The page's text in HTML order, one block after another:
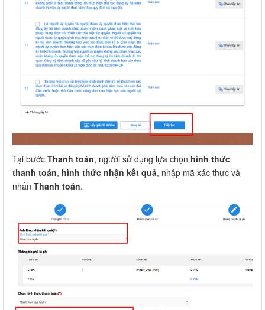
Tại bước Thanh toán, người sử dụng lựa chọn hình thức
thanh toán, hình thức nhận kết quả, nhập mã xác thực và
nhấn Thanh toán.